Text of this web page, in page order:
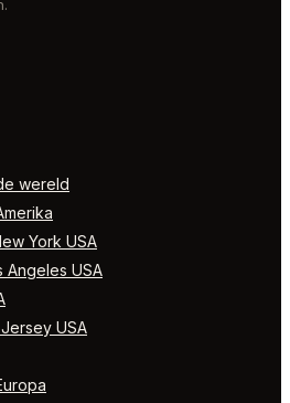
wereld
York USA
Angeles USA
USA